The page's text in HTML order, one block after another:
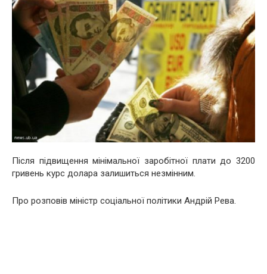
Після підвищення мінімальної заробітної плати до 3200
гривень курс долара залишиться незмінним.
Про розповів міністр соціальної політики Андрій Рева.